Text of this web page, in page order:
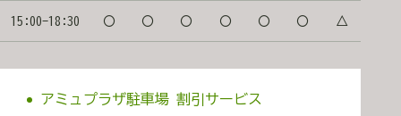
約はこちら ▶ WEBで予約する 🌱LINE予約：ご予約
はこちら ▶ LINEで予約する みどりアイクリ
無料サービス 監修 院長 諸藤 雄一
15:00-18:30 〇 〇 〇 〇 〇 〇 △
アミュプラザ駐車場 割引サービス